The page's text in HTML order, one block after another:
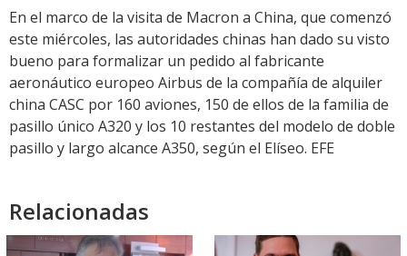
En el marco de la visita de Macron a China, que comenzó
este miércoles, las autoridades chinas han dado su visto
bueno para formalizar un pedido al fabricante
aeronáutico europeo Airbus de la compañía de alquiler
china CASC por 160 aviones, 150 de ellos de la familia de
pasillo único A320 y los 10 restantes del modelo de doble
pasillo y largo alcance A350, según el Elíseo. EFE
Relacionadas